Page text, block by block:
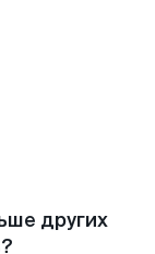
других